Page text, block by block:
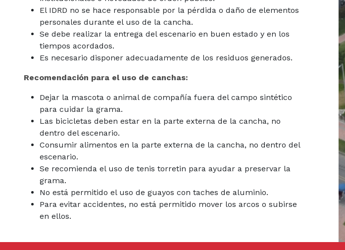
El IDRD no se hace responsable por la pérdida o daño de elementos
personales durante el uso de la cancha.
Se debe realizar la entrega del escenario en buen estado y en los
tiempos acordados.
Es necesario disponer adecuadamente de los residuos generados.
Recomendación para el uso de canchas:
Dejar la mascota o animal de compañía fuera del campo sintético
para cuidar la grama.
Las bicicletas deben estar en la parte externa de la cancha, no
dentro del escenario.
Consumir alimentos en la parte externa de la cancha, no dentro del
escenario.
Se recomienda el uso de tenis torretin para ayudar a preservar la
grama.
No está permitido el uso de guayos con taches de aluminio.
Para evitar accidentes, no está permitido mover los arcos o subirse
en ellos.